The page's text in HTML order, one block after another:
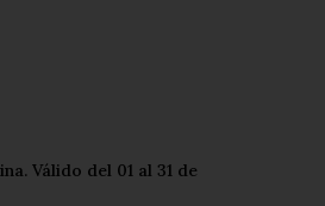
Válido del 01 al 31 de